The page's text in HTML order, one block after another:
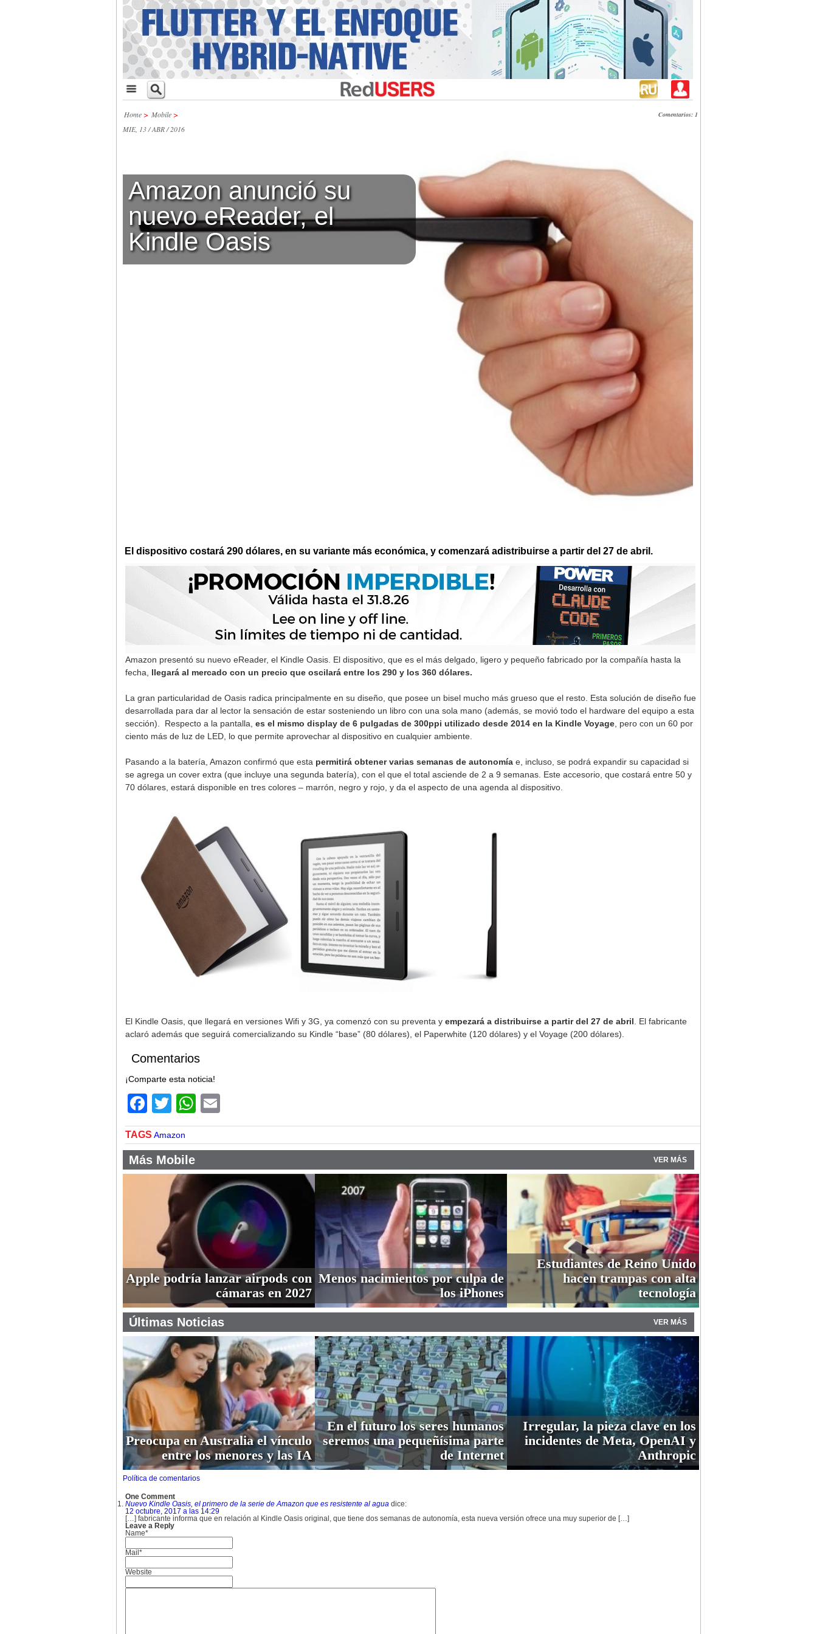
Home> Mobile> Comentarios: 1
MIE, 13 / ABR / 2016
Amazon anunció su
nuevo eReader, el
Kindle Oasis
El dispositivo costará 290 dólares, en su variante más económica, y comenzará adistribuirse a partir del 27 de abril.
Amazon presentó su nuevo eReader, el Kindle Oasis. El dispositivo, que es el más delgado, ligero y pequeño fabricado por la compañía hasta la
fecha,
llegará al mercado con un precio que oscilará entre los 290 y los 360 dólares.
La gran particularidad de Oasis radica principalmente en su diseño, que posee un bisel mucho más grueso que el resto. Esta solución de diseño fue
desarrollada para dar al lector la sensación de estar sosteniendo un libro con una sola mano (además, se movió todo el hardware del equipo a esta
sección). Respecto a la pantalla, es el mismo display de 6 pulgadas de 300ppi utilizado desde 2014 en la Kindle Voyage , pero con un 60 por
ciento más de luz de LED, lo que permite aprovechar al dispositivo en cualquier ambiente.
Pasando a la batería, Amazon confirmó que esta permitirá obtener varias semanas de autonomía e, incluso, se podrá expandir su capacidad si
se agrega un cover extra (que incluye una segunda batería), con el que el total asciende de 2 a 9 semanas. Este accesorio, que costará entre 50 y
70 dólares, estará disponible en tres colores – marrón, negro y rojo, y da el aspecto de una agenda al dispositivo.
El Kindle Oasis, que llegará en versiones Wifi y 3G, ya comenzó con su preventa y empezará a distribuirse a partir del 27 de abril. El fabricante
aclaró además que seguirá comercializando su Kindle “base” (80 dólares), el Paperwhite (120 dólares) y el Voyage (200 dólares).
Comentarios
¡Comparte esta noticia!
Facebook
TwitterWhatsApp
TAGS Amazon
Más Mobile VER MÁS
Apple podría lanzar airpods con
cámaras en 2027
Menos nacimientos por culpa de
los iPhones
Estudiantes de Reino Unido
hacen trampas con alta
tecnología
Últimas Noticias VER MÁS
Preocupa en Australia el vínculo
entre los menores y las IA
En el futuro los seres humanos
seremos una pequeñísima parte
de Internet
Irregular, la pieza clave en los
incidentes de Meta, OpenAI y
Anthropic
Política de comentarios
One Comment
Nuevo Kindle Oasis, el primero de la serie de Amazon que es resistente al agua dice:
12 octubre, 2017 a las 14:29
[…] fabricante informa que en relación al Kindle Oasis original, que tiene dos semanas de autonomía, esta nueva versión ofrece una muy superior de […]
Leave a Reply
Name*
Mail*
Website